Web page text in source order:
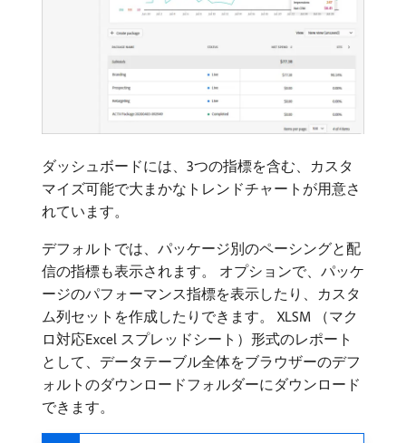
ダッシュボードには、3つの指標を含む、カスタ
マイズ可能で大まかなトレンドチャートが用意さ
れています。
デフォルトでは、パッケージ別のペーシングと配
信の指標も表示されます。 オプションで、パッケ
ージのパフォーマンス指標を表示したり、カスタ
ム列セットを作成したりできます。 XLSM （マク
ロ対応Excel スプレッドシート）形式のレポート
として、データテーブル全体をブラウザーのデフ
ォルトのダウンロードフォルダーにダウンロード
できます。